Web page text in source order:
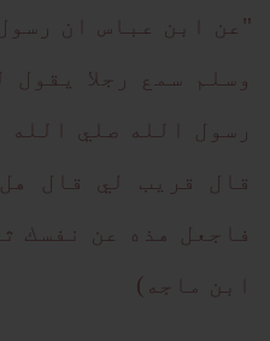
"عن ابن عباس ان
وسلم سمع رجلا
رسول الله صلي الله
قال قريب لي قال
فاجعل هذه عن نفسك
ابن ماجه)